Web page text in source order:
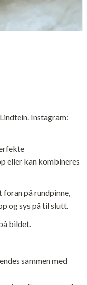
Instagram:
eller kan kombineres
på rundpinne,
og sys på til slutt.
bildet.
sammen med